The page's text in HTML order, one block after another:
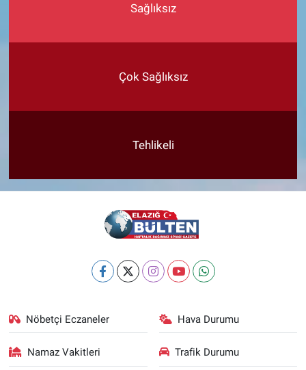
Sağlıksız
Çok Sağlıksız
Tehlikeli
Nöbetçi Eczaneler Hava Durumu
Namaz Vakitleri Trafik Durumu